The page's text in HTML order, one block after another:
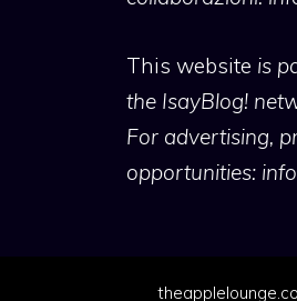
This website is
the IsayBlog!
For advertising,
opportunities: